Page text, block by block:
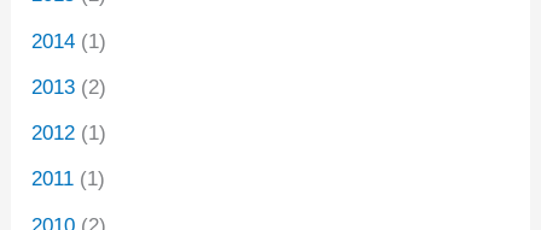
2014 (1)
2013 (2)
2012 (1)
2011 (1)
2010 (2)